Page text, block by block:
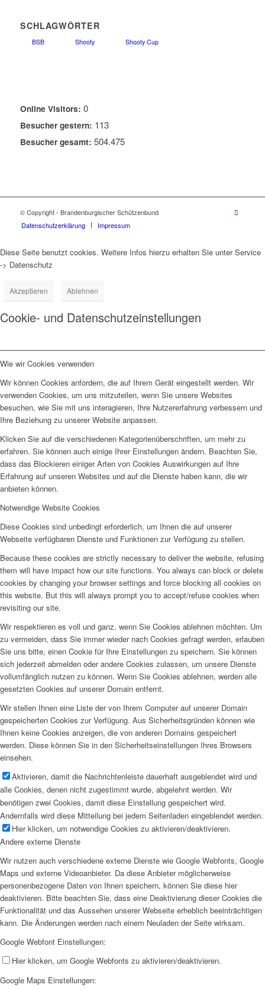
SCHLAGWÖRTER
BSB Shooty Shooty Cup
Online Visitors: 0
Besucher gestern: 113
Besucher gesamt: 504.475
© Copyright - Brandenburgischer Schützenbund
Datenschutzerklärung
Impressum
Diese Seite benutzt cookies. Weitere Infos hierzu erhalten Sie unter Service
-> Datenschutz
Akzeptieren Ablehnen
Cookie- und Datenschutzeinstellungen
Wie wir Cookies verwenden
Wir können Cookies anfordern, die auf Ihrem Gerät eingestellt werden. Wir
verwenden Cookies, um uns mitzuteilen, wenn Sie unsere Websites
besuchen, wie Sie mit uns interagieren, Ihre Nutzererfahrung verbessern und
Ihre Beziehung zu unserer Website anpassen.
Klicken Sie auf die verschiedenen Kategorienüberschriften, um mehr zu
erfahren. Sie können auch einige Ihrer Einstellungen ändern. Beachten Sie,
dass das Blockieren einiger Arten von Cookies Auswirkungen auf Ihre
Erfahrung auf unseren Websites und auf die Dienste haben kann, die wir
anbieten können.
Notwendige Website Cookies
Diese Cookies sind unbedingt erforderlich, um Ihnen die auf unserer
Webseite verfügbaren Dienste und Funktionen zur Verfügung zu stellen.
Because these cookies are strictly necessary to deliver the website, refusing
them will have impact how our site functions. You always can block or delete
cookies by changing your browser settings and force blocking all cookies on
this website. But this will always prompt you to accept/refuse cookies when
revisiting our site.
Wir respektieren es voll und ganz, wenn Sie Cookies ablehnen möchten. Um
zu vermeiden, dass Sie immer wieder nach Cookies gefragt werden, erlauben
Sie uns bitte, einen Cookie für Ihre Einstellungen zu speichern. Sie können
sich jederzeit abmelden oder andere Cookies zulassen, um unsere Dienste
vollumfänglich nutzen zu können. Wenn Sie Cookies ablehnen, werden alle
gesetzten Cookies auf unserer Domain entfernt.
Wir stellen Ihnen eine Liste der von Ihrem Computer auf unserer Domain
gespeicherten Cookies zur Verfügung. Aus Sicherheitsgründen können wie
Ihnen keine Cookies anzeigen, die von anderen Domains gespeichert
werden. Diese können Sie in den Sicherheitseinstellungen Ihres Browsers
einsehen.
Aktivieren, damit die Nachrichtenleiste dauerhaft ausgeblendet wird und
alle Cookies, denen nicht zugestimmt wurde, abgelehnt werden. Wir
benötigen zwei Cookies, damit diese Einstellung gespeichert wird.
Andernfalls wird diese Mitteilung bei jedem Seitenladen eingeblendet werden.
Hier klicken, um notwendige Cookies zu aktivieren/deaktivieren.
Andere externe Dienste
Wir nutzen auch verschiedene externe Dienste wie Google Webfonts, Google
Maps und externe Videoanbieter. Da diese Anbieter möglicherweise
personenbezogene Daten von Ihnen speichern, können Sie diese hier
deaktivieren. Bitte beachten Sie, dass eine Deaktivierung dieser Cookies die
Funktionalität und das Aussehen unserer Webseite erheblich beeinträchtigen
kann. Die Änderungen werden nach einem Neuladen der Seite wirksam.
Google Webfont Einstellungen:
Hier klicken, um Google Webfonts zu aktivieren/deaktivieren.
Google Maps Einstellungen: